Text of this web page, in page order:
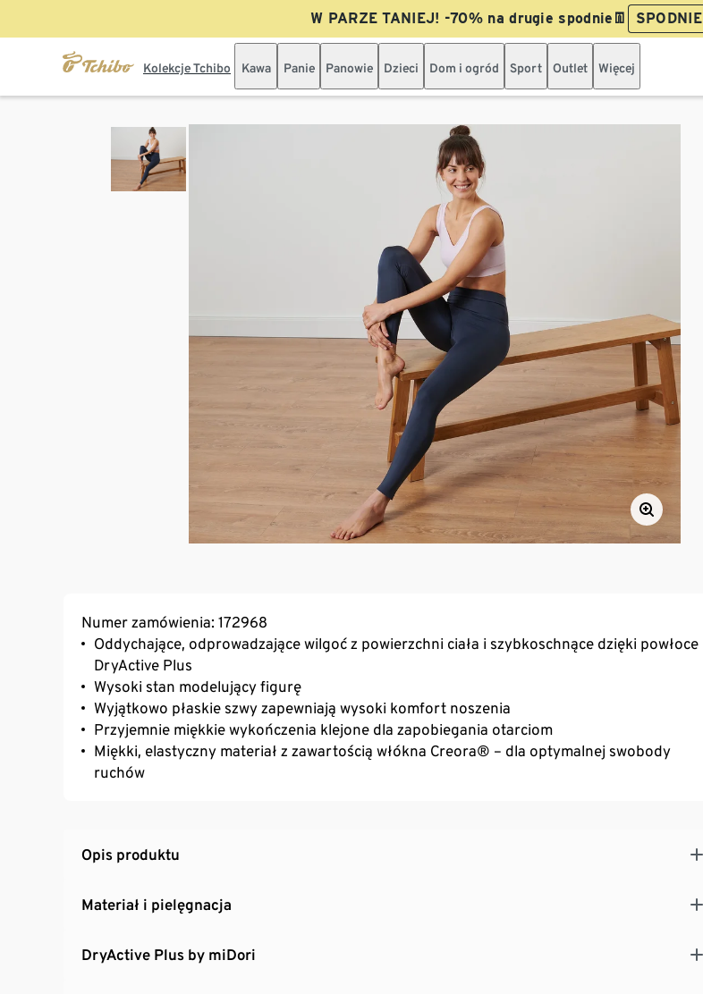
W PARZE TANIEJ! -70% na drugie spodnie👖 SPODNIE
Kolekcje Tchibo Kawa Panie Panowie Dzieci Dom i ogród Sport Outlet Więcej
Numer zamówienia: 172968
Oddychające, odprowadzające wilgoć z powierzchni ciała i szybkoschnące dzięki powłoce
DryActive Plus
Wysoki stan modelujący figurę
Wyjątkowo płaskie szwy zapewniają wysoki komfort noszenia
Przyjemnie miękkie wykończenia klejone dla zapobiegania otarciom
Miękki, elastyczny materiał z zawartością włókna Creora® – dla optymalnej swobody
ruchów
Opis produktu
Materiał i pielęgnacja
DryActive Plus by miDori